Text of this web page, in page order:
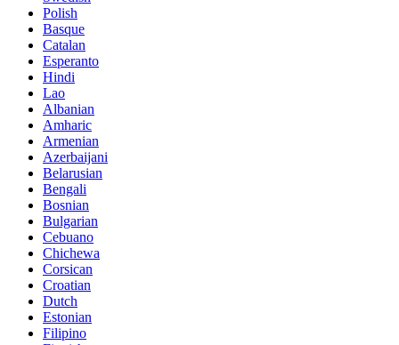
Polish
Basque
Catalan
Esperanto
Hindi
Lao
Albanian
Amharic
Armenian
Azerbaijani
Belarusian
Bengali
Bosnian
Bulgarian
Cebuano
Chichewa
Corsican
Croatian
Dutch
Estonian
Filipino